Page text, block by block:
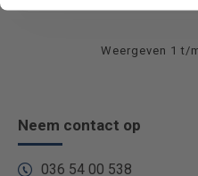
Weergeven 1 t/
Neem contact op
036 54 00 538